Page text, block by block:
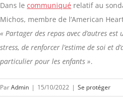
Dans le communiqué relatif au
Michos, membre de l’American
« Partager des repas avec d’autres
stress, de renforcer l’estime de soi et
particulier pour les enfants ».
ParAdmin | 15/10/2022 | Se protéger